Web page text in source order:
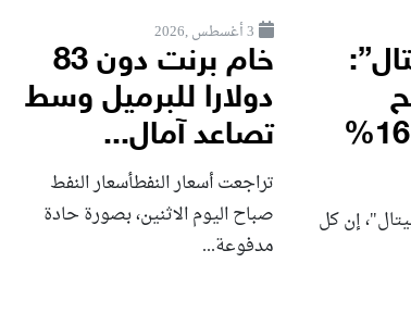
للوصول إلى 16%
إن كل
3 أغسطس ,2026
خام برنت دون 83
دولارا للبرميل وسط
تصاعد آمال...
تراجعت أسعار النفطأسعار النفط
صباح اليوم الاثنين، بصورة حادة
مدفوعة...